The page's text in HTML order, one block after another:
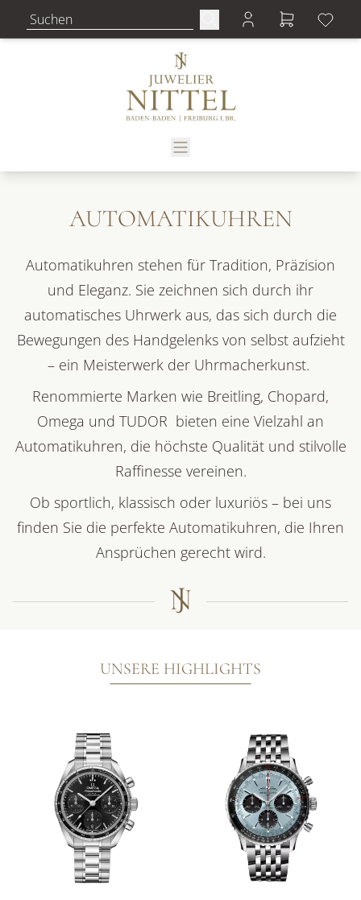
AUTOMATIKUHREN
Automatikuhren stehen für Tradition, Präzision
und Eleganz. Sie zeichnen sich durch ihr
automatisches Uhrwerk aus, das sich durch die
Bewegungen des Handgelenks von selbst aufzieht
– ein Meisterwerk der Uhrmacherkunst.
Renommierte Marken wie Breitling, Chopard,
Omega und TUDOR bieten eine Vielzahl an
Automatikuhren, die höchste Qualität und stilvolle
Raffinesse vereinen.
Ob sportlich, klassisch oder luxuriös – bei uns
finden Sie die perfekte Automatikuhren, die Ihren
Ansprüchen gerecht wird.
UNSERE HIGHLIGHTS